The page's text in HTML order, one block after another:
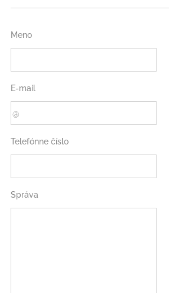
Meno
E-mail
Telefónne číslo
Správa